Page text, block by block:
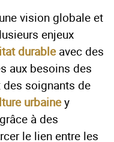
vision globale et
enjeux
durable avec des
aux besoins des
soignants de
urbainey
à des
le lien entre les